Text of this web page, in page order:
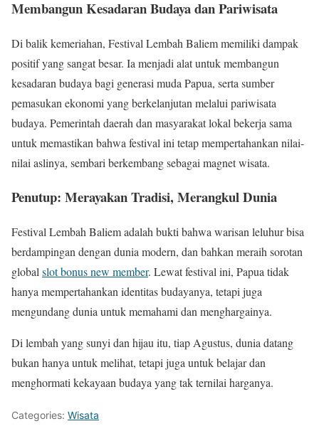
Membangun Kesadaran Budaya dan Pariwisata
Di balik kemeriahan, Festival Lembah Baliem memiliki dampak
positif yang sangat besar. Ia menjadi alat untuk membangun
kesadaran budaya bagi generasi muda Papua, serta sumber
pemasukan ekonomi yang berkelanjutan melalui pariwisata
budaya. Pemerintah daerah dan masyarakat lokal bekerja sama
untuk memastikan bahwa festival ini tetap mempertahankan nilai-
nilai aslinya, sembari berkembang sebagai magnet wisata.
Penutup: Merayakan Tradisi, Merangkul Dunia
Festival Lembah Baliem adalah bukti bahwa warisan leluhur bisa
berdampingan dengan dunia modern, dan bahkan meraih sorotan
global slot bonus new member. Lewat festival ini, Papua tidak
hanya mempertahankan identitas budayanya, tetapi juga
mengundang dunia untuk memahami dan menghargainya.
Di lembah yang sunyi dan hijau itu, tiap Agustus, dunia datang
bukan hanya untuk melihat, tetapi juga untuk belajar dan
menghormati kekayaan budaya yang tak ternilai harganya.
Categories: Wisata